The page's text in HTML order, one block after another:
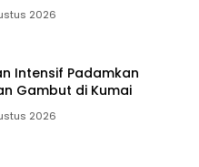
2026
Intensif Padamkan
Gambut di Kumai
2026